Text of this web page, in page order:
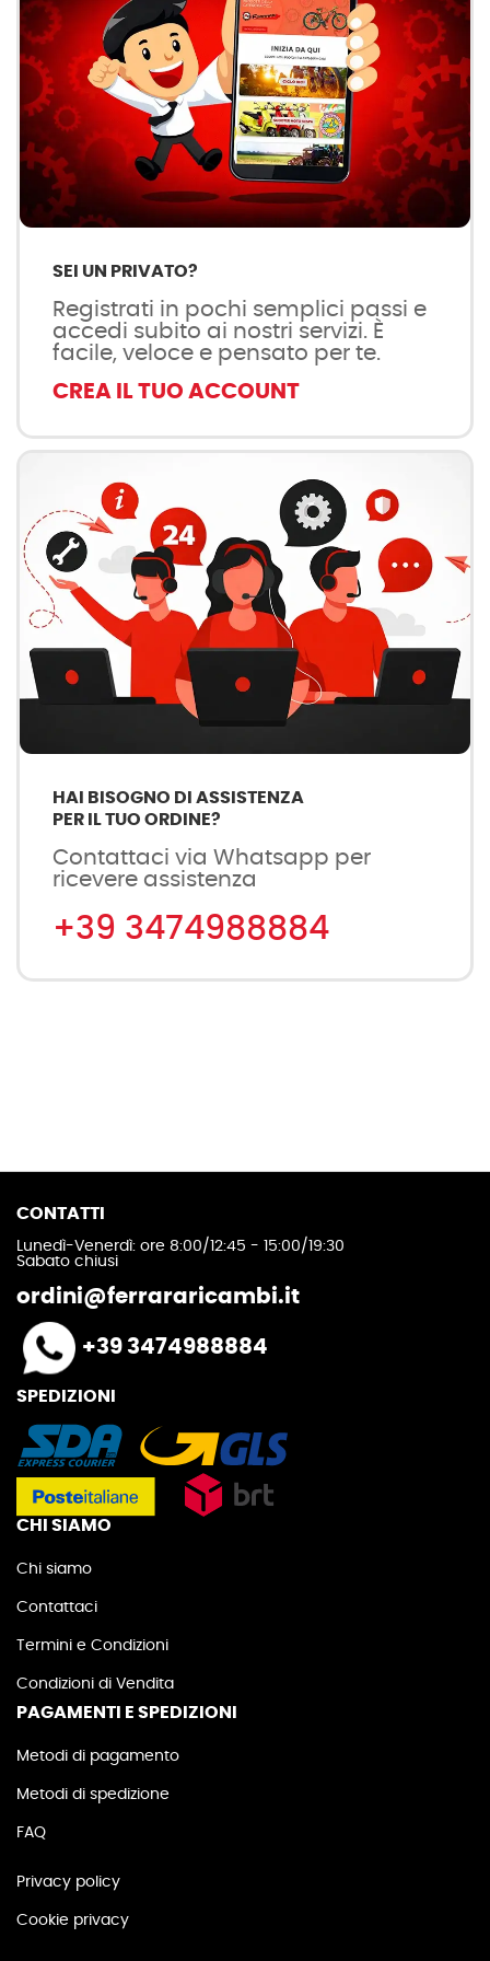
SEI UN PRIVATO?
Registrati in pochi semplici passi e
accedi subito ai nostri servizi. È
facile, veloce e pensato per te.
CREA IL TUO ACCOUNT
HAI BISOGNO DI ASSISTENZA
PER IL TUO ORDINE?
Contattaci via Whatsapp per
ricevere assistenza
+39 3474988884
CONTATTI
Lunedì-Venerdì: ore 8:00/12:45 - 15:00/19:30
Sabato chiusi
ordini@ferrararicambi.it
+39 3474988884
SPEDIZIONI
CHI SIAMO
Chi siamo
Contattaci
Termini e Condizioni
Condizioni di Vendita
PAGAMENTI E SPEDIZIONI
Metodi di pagamento
Metodi di spedizione
FAQ
Privacy policy
Cookie privacy